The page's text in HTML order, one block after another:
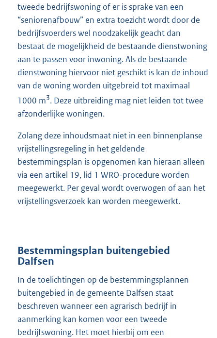
tweede bedrijfswoning of er is sprake van een
“seniorenafbouw” en extra toezicht wordt door de
bedrijfsvoerders wel noodzakelijk geacht dan
bestaat de mogelijkheid de bestaande dienstwoning
aan te passen voor inwoning. Als de bestaande
dienstwoning hiervoor niet geschikt is kan de inhoud
van de woning worden uitgebreid tot maximaal
1000 m3. Deze uitbreiding mag niet leiden tot twee
afzonderlijke woningen.
Zolang deze inhoudsmaat niet in een binnenplanse
vrijstellingsregeling in het geldende
bestemmingsplan is opgenomen kan hieraan alleen
via een artikel 19, lid 1 WRO-procedure worden
meegewerkt. Per geval wordt overwogen of aan het
vrijstellingsverzoek kan worden meegewerkt.
Bestemmingsplan buitengebied
Dalfsen
In de toelichtingen op de bestemmingsplannen
buitengebied in de gemeente Dalfsen staat
beschreven wanneer een agrarisch bedrijf in
aanmerking kan komen voor een tweede
bedrijfswoning. Het moet hierbij om een